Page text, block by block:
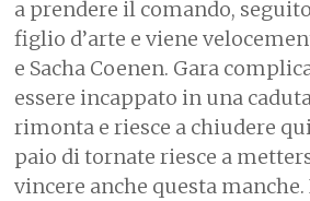
a prendere il comando,
figlio d’arte e viene
e Sacha Coenen. Gara
essere incappato in una
rimonta e riesce a chiudere
paio di tornate riesce a
vincere anche questa